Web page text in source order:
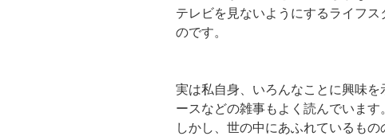
テレビを見ないようにするライフ
のです。
実は私自身、いろんなことに興味
ースなどの雑事もよく読んでいます
しかし、世の中にあふれているも